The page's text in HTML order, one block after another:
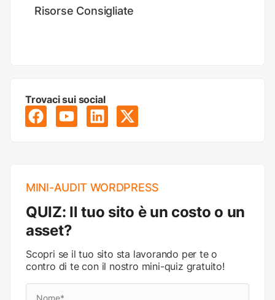
Risorse Consigliate
Trovaci sui social
MINI-AUDIT WORDPRESS
QUIZ: Il tuo sito è un costo o un
asset?
Scopri se il tuo sito sta lavorando per te o
contro di te con il nostro mini-quiz gratuito!